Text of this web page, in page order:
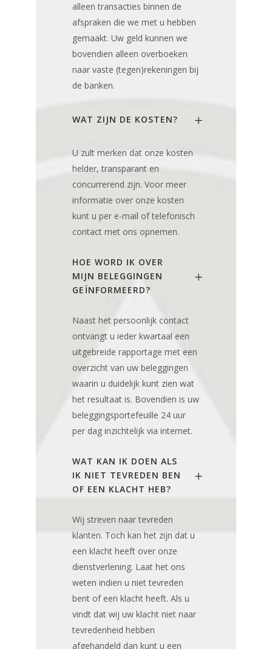
alleen transacties binnen de
afspraken die we met u hebben
gemaakt. Uw geld kunnen we
bovendien alleen overboeken
naar vaste (tegen)rekeningen bij
de banken.
WAT ZIJN DE KOSTEN?
U zult merken dat onze kosten
helder, transparant en
concurrerend zijn. Voor meer
informatie over onze kosten
kunt u per e-mail of telefonisch
contact met ons opnemen.
HOE WORD IK OVER
MIJN BELEGGINGEN
GEÏNFORMEERD?
Naast het persoonlijk contact
ontvangt u ieder kwartaal een
uitgebreide rapportage met een
overzicht van uw beleggingen
waarin u duidelijk kunt zien wat
het resultaat is. Bovendien is uw
beleggingsportefeuille 24 uur
per dag inzichtelijk via internet.
WAT KAN IK DOEN ALS
IK NIET TEVREDEN BEN
OF EEN KLACHT HEB?
Wij streven naar tevreden
klanten. Toch kan het zijn dat u
een klacht heeft over onze
dienstverlening. Laat het ons
weten indien u niet tevreden
bent of een klacht heeft. Als u
vindt dat wij uw klacht niet naar
tevredenheid hebben
afgehandeld dan kunt u een